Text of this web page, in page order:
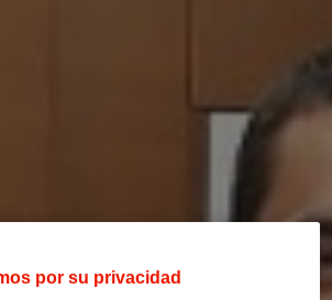
por su privacidad